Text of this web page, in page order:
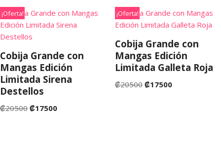
¡Oferta!
Cobija Grande con
Mangas Edición
Limitada Sirena
Destellos
₡20500 ₡17500
¡Oferta!
Cobija Grande con
Mangas Edición
Limitada Galleta Roja
₡20500 ₡17500